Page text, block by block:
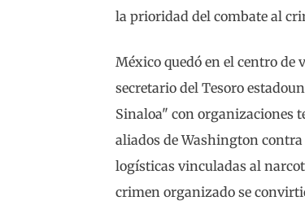
la prioridad del combate al
México quedó en el centro de
secretario del Tesoro
Sinaloa" con organizaciones
aliados de Washington
logísticas vinculadas al
crimen organizado se